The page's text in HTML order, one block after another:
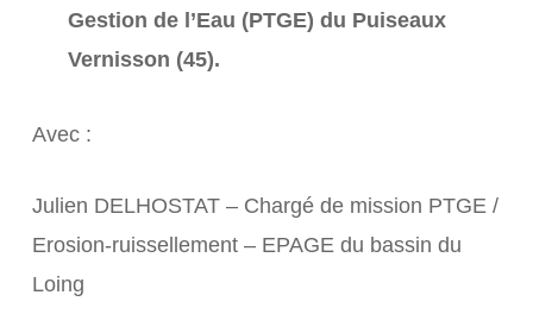
Gestion de l’Eau (PTGE) du Puiseaux
Vernisson (45).
Avec :
Julien DELHOSTAT – Chargé de mission PTGE /
Erosion-ruissellement – EPAGE du bassin du
Loing